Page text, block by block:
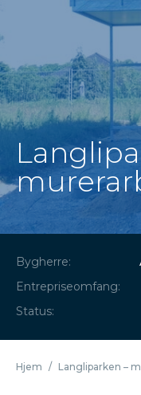
Bygherre:
Entrepriseomfang:
Status:
Hjem / Langliparken –